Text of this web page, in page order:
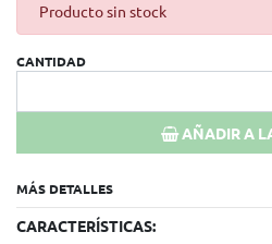
Producto sin stock
CANTIDAD
AÑADIR A
MÁS DETALLES
CARACTERÍSTICAS: